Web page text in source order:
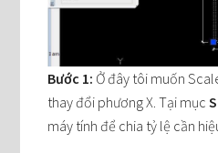
Bước 1: Ở đây tôi muốn
thay đổi phương X. Tại mục
máy tính để chia tỷ lệ cần